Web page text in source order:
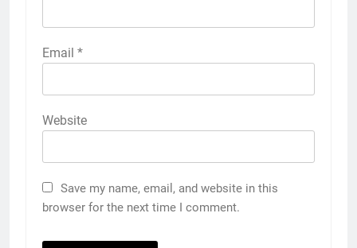
Email *
Website
Save my name, email, and website in this
browser for the next time I comment.